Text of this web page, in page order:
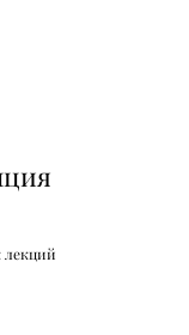
лекций